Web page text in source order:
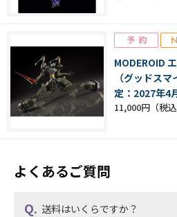
MODEROID
（グッドス
定：2027年4
11,000円
よくあるご質問
送料はいくらですか？